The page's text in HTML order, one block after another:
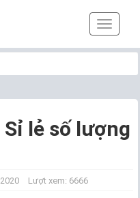
T
o
g
v
lẻ số lượng
Lượt xem: 6666